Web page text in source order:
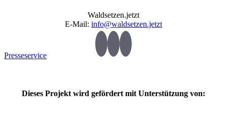
Waldsetzen.jetzt
E-Mail: info@waldsetzen.jetzt
Presseservice
Dieses Projekt wird gefördert mit Unterstützung von: